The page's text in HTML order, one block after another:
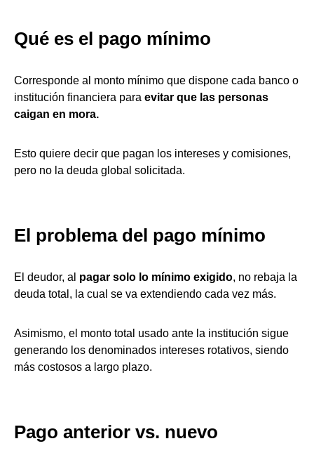
Qué es el pago mínimo
Corresponde al monto mínimo que dispone cada banco o
institución financiera para evitar que las personas
caigan en mora.
Esto quiere decir que pagan los intereses y comisiones,
pero no la deuda global solicitada.
El problema del pago mínimo
El deudor, al pagar solo lo mínimo exigido, no rebaja la
deuda total, la cual se va extendiendo cada vez más.
Asimismo, el monto total usado ante la institución sigue
generando los denominados intereses rotativos, siendo
más costosos a largo plazo.
Pago anterior vs. nuevo